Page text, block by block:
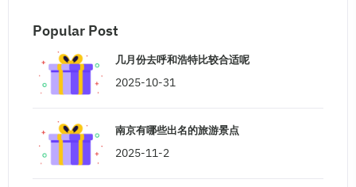
Popular Post
几月份去呼和浩特比较合适呢
2025-10-31
南京有哪些出名的旅游景点
2025-11-2